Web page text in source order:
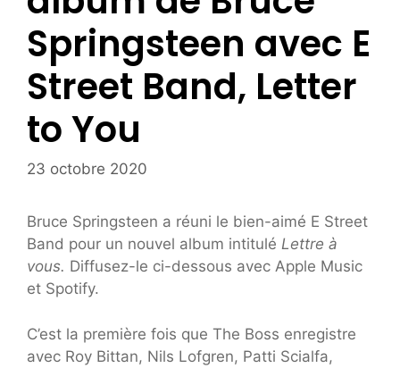
Springsteen avec E
Street Band, Letter
to You
23 octobre 2020
Bruce Springsteen a réuni le bien-aimé E Street
Band pour un nouvel album intitulé Lettre à
vous. Diffusez-le ci-dessous avec Apple Music
et Spotify.
C’est la première fois que The Boss enregistre
avec Roy Bittan, Nils Lofgren, Patti Scialfa,